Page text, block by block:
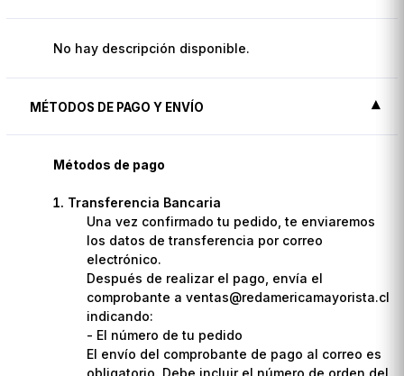
No hay descripción disponible.
MÉTODOS DE PAGO Y ENVÍO
Métodos de pago
Transferencia Bancaria
Una vez confirmado tu pedido, te enviaremos
los datos de transferencia por correo
electrónico.
Después de realizar el pago, envía el
comprobante a ventas@redamericamayorista.cl
indicando:
- El número de tu pedido
El envío del comprobante de pago al correo es
obligatorio. Debe incluir el número de orden del